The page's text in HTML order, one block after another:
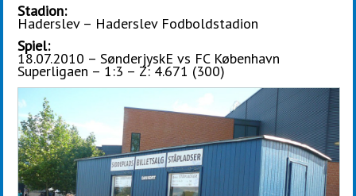
Stadion:
Haderslev – Haderslev Fodboldstadion
Spiel:
18.07.2010 – SønderjyskE vs FC København
Superligaen – 1:3 – Z: 4.671 (300)